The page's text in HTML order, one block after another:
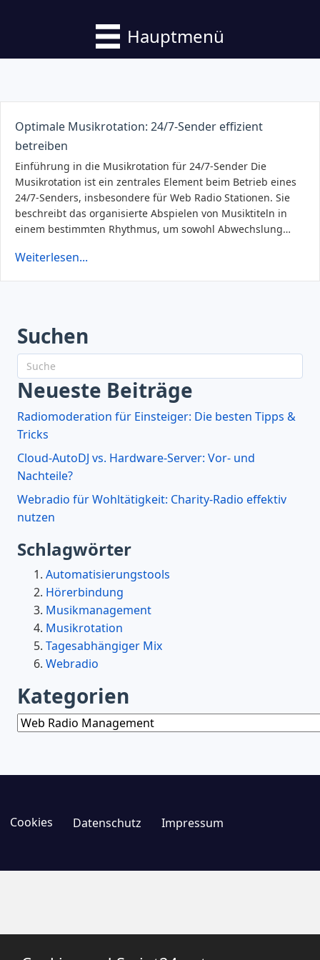
Hauptmenü
Optimale Musikrotation: 24/7-Sender effizient
betreiben
Einführung in die Musikrotation für 24/7-Sender Die
Musikrotation ist ein zentrales Element beim Betrieb eines
24/7-Senders, insbesondere für Web Radio Stationen. Sie
beschreibt das organisierte Abspielen von Musiktiteln in
einem bestimmten Rhythmus, um sowohl Abwechslung…
Weiterlesen...
Suchen
Neueste Beiträge
Radiomoderation für Einsteiger: Die besten Tipps &
Tricks
Cloud-AutoDJ vs. Hardware-Server: Vor- und
Nachteile?
Webradio für Wohltätigkeit: Charity-Radio effektiv
nutzen
Schlagwörter
Automatisierungstools
Hörerbindung
Musikmanagement
Musikrotation
Tagesabhängiger Mix
Webradio
Kategorien
Kategorien
Cookies Datenschutz Impressum